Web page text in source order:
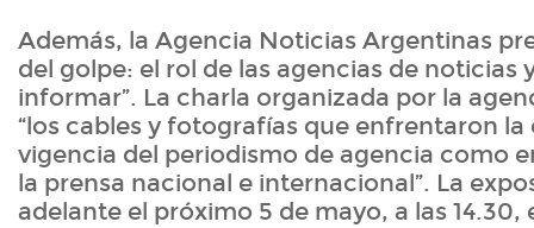
Además, la Agencia Noticias Argentinas
del golpe: el rol de las agencias de noticias
informar”. La charla organizada por la
“los cables y fotografías que enfrentaron la
vigencia del periodismo de agencia como
la prensa nacional e internacional”. La
adelante el próximo 5 de mayo, a las 14.30,